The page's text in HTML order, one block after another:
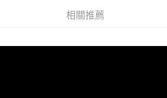
相關推薦